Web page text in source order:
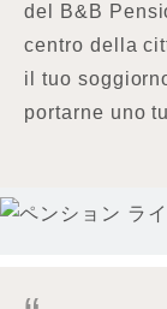
del B&B
centro della
il tuo
portarne uno